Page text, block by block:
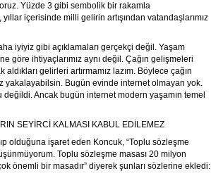
Yüzde 3 gibi sembolik bir rakamla
içerisinde milli gelirin artışından vatandaşlarımız
iyiyiz gibi açıklamaları gerçekçi değil. Yaşam
göre ihtiyaçlarımız aynı değil. Çağın gelişmeleri
gelirleri artırmamız lazım. Böylece çağın
yakalayabilsin. Bugün evinde internet olmayan yok.
Ancak bugün internet modern yaşamın temel
SEYİRCİ KALMASI KABUL EDİLEMEZ
olduğuna işaret eden Koncuk, “Toplu sözleşme
Toplu sözleşme masası 20 milyon
önemli bir masadır” diyerek şunları sözlerine ekledi: